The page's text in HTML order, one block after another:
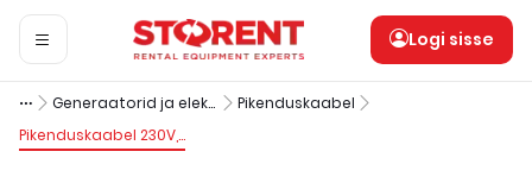
Logi sisse
Generaatorid ja elektriseadeldised
Pikenduskaabel
Pikenduskaabel 230V, 32A, 1-faasiline